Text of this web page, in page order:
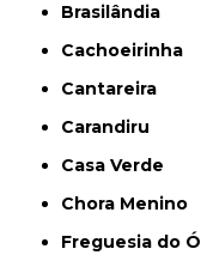
Brasilândia
Cachoeirinha
Cantareira
Carandiru
Casa Verde
Chora Menino
Freguesia do Ó